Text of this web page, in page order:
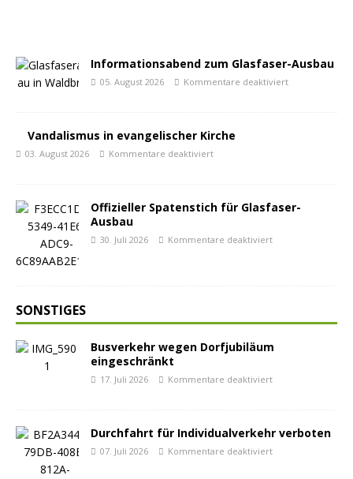
Informationsabend zum Glasfaser-Ausbau
05. August 2026 Kommentare deaktiviert
Vandalismus in evangelischer Kirche
03. August 2026 Kommentare deaktiviert
Offizieller Spatenstich für Glasfaser-
Ausbau
30. Juli 2026 Kommentare deaktiviert
SONSTIGES
Busverkehr wegen Dorfjubiläum
eingeschränkt
17. Juli 2026 Kommentare deaktiviert
Durchfahrt für Individualverkehr verboten
07. Juli 2026 Kommentare deaktiviert